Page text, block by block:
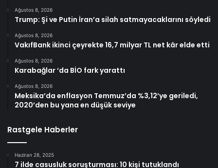
Ağustos 8, 2026
Trump: Şi ve Putin İran’a silah satmayacaklarını söyledi
Ağustos 8, 2026
VakıfBank ikinci çeyrekte 16,7 milyar TL net kâr elde etti
Ağustos 8, 2026
Karabağlar ‘da BİO fark yarattı
Ağustos 8, 2026
Meksika’da enflasyon Temmuz’da %3,12’ye geriledi,
2020’den bu yana en düşük seviye
Rastgele Haberler
Haziran 28, 2025
7 ilde casusluk soruşturması: 10 kişi tutuklandı